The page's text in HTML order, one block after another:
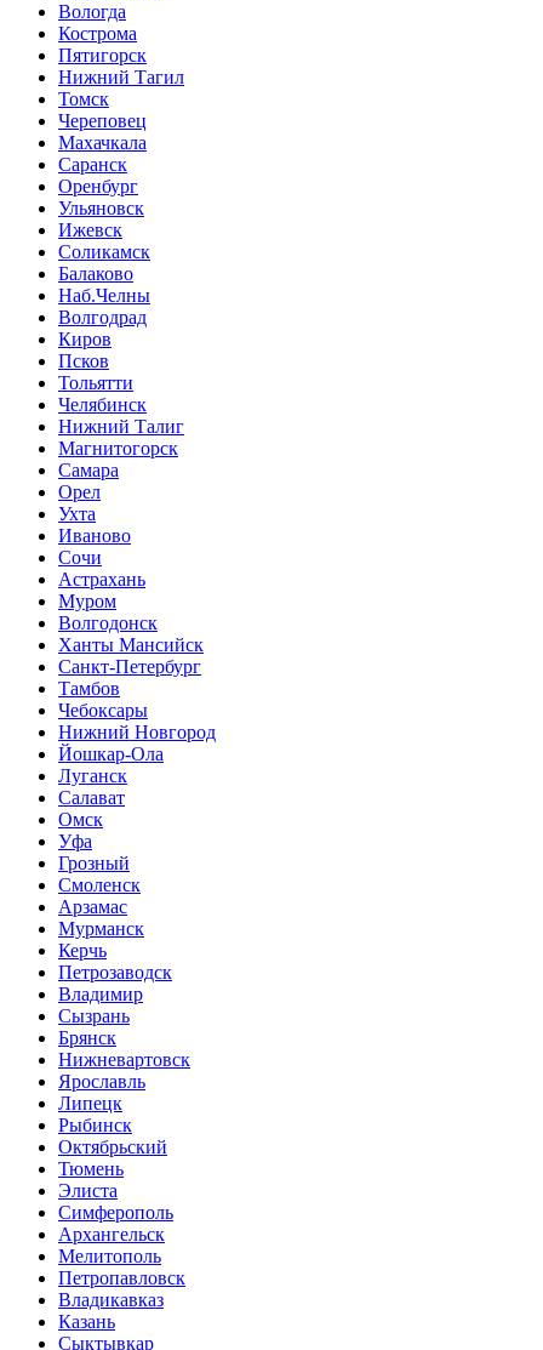
Вологда
Кострома
Пятигорск
Нижний Тагил
Томск
Череповец
Махачкала
Саранск
Оренбург
Ульяновск
Ижевск
Соликамск
Балаково
Наб.Челны
Волгодрад
Киров
Псков
Тольятти
Челябинск
Нижний Талиг
Магнитогорск
Самара
Орел
Ухта
Иваново
Сочи
Астрахань
Муром
Волгодонск
Ханты Мансийск
Санкт-Петербург
Тамбов
Чебоксары
Нижний Новгород
Йошкар-Ола
Луганск
Салават
Омск
Уфа
Грозный
Смоленск
Арзамас
Мурманск
Керчь
Петрозаводск
Владимир
Сызрань
Брянск
Нижневартовск
Ярославль
Липецк
Рыбинск
Октябрьский
Тюмень
Элиста
Симферополь
Архангельск
Мелитополь
Петропавловск
Владикавказ
Казань
Сыктывкар